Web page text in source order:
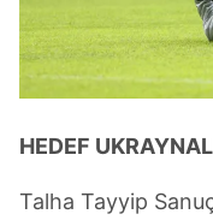
HEDEF
Talha Tayyip